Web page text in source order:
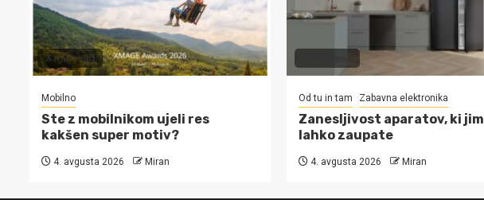
3 min read
Mobilno
Ste z mobilnikom ujeli res
kakšen super motiv?
4. avgusta 2026 Miran
Od tu in tam Zabavna elektronika
Zanesljivost aparatov, ki jim
lahko zaupate
4. avgusta 2026 Miran